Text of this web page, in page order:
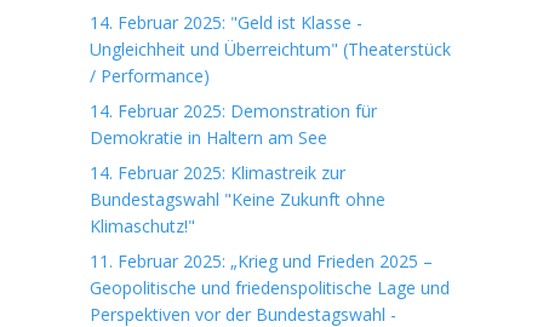
14. Februar 2025: "Geld ist Klasse -
Ungleichheit und Überreichtum" (Theaterstück
/ Performance)
14. Februar 2025: Demonstration für
Demokratie in Haltern am See
14. Februar 2025: Klimastreik zur
Bundestagswahl "Keine Zukunft ohne
Klimaschutz!"
11. Februar 2025: „Krieg und Frieden 2025 –
Geopolitische und friedenspolitische Lage und
Perspektiven vor der Bundestagswahl -